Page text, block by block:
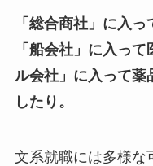
「総合商社」に入
「船会社」に入っ
ル会社」に入って薬
したり。
文系就職には多様な